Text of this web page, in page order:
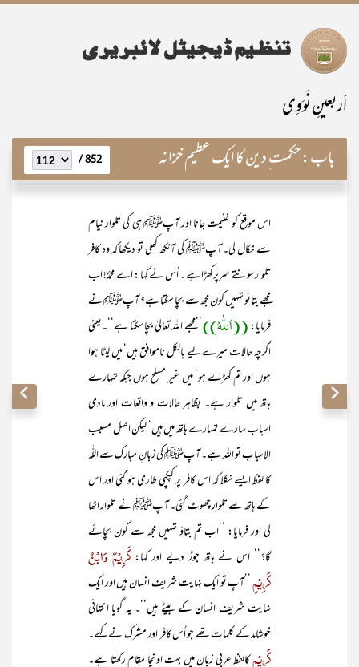
اَربعینِ نَوَوِی
باب:حکمت ِ دین کا ایک عظیم خزانہ 852 /
اس موقع کو غنیمت جانا اور آپﷺ ہی کی تلوار نیام
سے نکال لی۔ آپﷺ کی آنکھ کھلی تو دیکھا کہ وہ کافر
تلوار سونتے سرپرکھڑا ہے ۔ اُس نے کہا : اے محمدؐ! اب
مجھے بتائو تمہیں کون مجھ سے بچا سکتا ہے؟ آپﷺ نے
فرمایا:((اَللّٰہُ)) ’’مجھے اللہ تعالیٰ بچا سکتا ہے‘‘۔یعنی
اگرچہ حالات میرے لیے بالکل ناموافق ہیں‘ میں لیٹا ہوا
ہوں اور تم کھڑے ہو‘ میں غیر مسلح ہوں جبکہ تمہارے
ہاتھ میں تلوار ہے۔ بظاہر حالات و واقعات اور مادی
اسباب سارے تمہارے ہاتھ میں ہیں‘ لیکن اصل مسبب
الاسباب تو اللہ ہے۔ آپﷺ کی زبانِ مبارک سے اللّٰہ
کا لفظ ایسے نکلا کہ اس کافر پر کپکپی طاری ہو گئی اور اس
کے ہاتھ سے تلوار چھوٹ گئی۔ آپﷺ نے تلوار اٹھا
لی اور فرمایا: ’’اب تم بتاؤ تمہیں مجھ سے کون بچائے
گا؟‘‘ اس نے ہاتھ جوڑ دیے اور کہا:کَرِیْمٌ وَابْنُ
کَرِیْمٍ ’’آپ تو ایک نہایت شریف انسان ہیں اور ایک
نہایت شریف انسان کے بیٹے ہیں‘‘۔ یہ گویا انتہائی
خوشامد کے کلمات تھے جو اُس کافر اور مشرک نے کہے۔
کَرِیْمکالفظ عربی زبان میں بہت اونچا مقام رکھتا ہے۔